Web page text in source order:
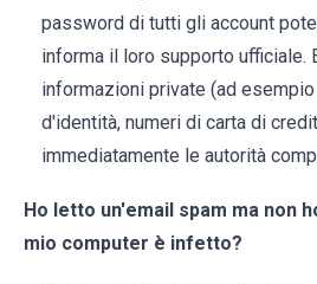
password di tutti gli account
informa il loro supporto ufficiale.
informazioni private (ad
d'identità, numeri di carta di
immediatamente le autorità
Ho letto un'email spam ma non
mio computer è infetto?